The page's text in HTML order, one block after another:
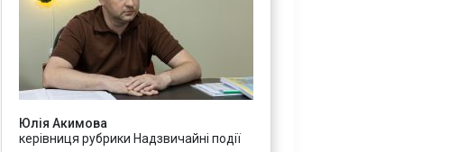
Юлія Акимова
керівниця рубрики Надзвичайні події